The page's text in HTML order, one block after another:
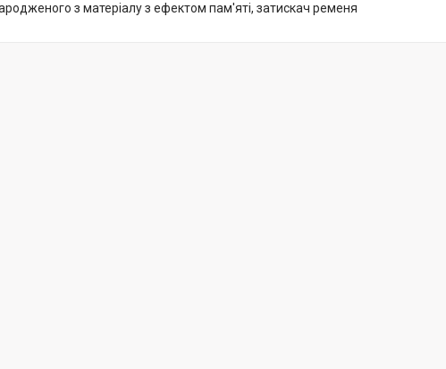
з матеріалу з ефектом пам'яті, затискач ременя